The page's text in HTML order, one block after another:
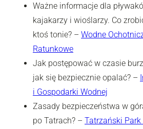
Ważne informacje dla
kajakarzy i wioślarzy. Co
ktoś tonie? – Wodne
Ratunkowe
Jak postępować w czasie
jak się bezpiecznie opalać? –
i Gospodarki Wodnej
Zasady bezpieczeństwa w
po Tatrach? – Tatrzański